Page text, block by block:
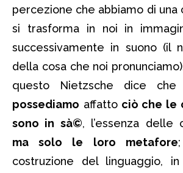
percezione che abbiamo di una
si trasforma in noi in
successivamente in suono (il
della cosa che noi
questo Nietzsche dice che
possediamo affattociò che le
sono in sà©, l’essenza delle
ma solo le loro metafore
costruzione del linguaggio,